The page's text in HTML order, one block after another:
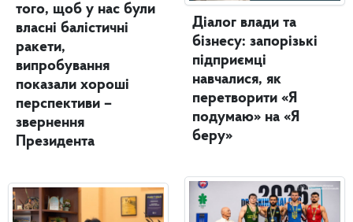
того, щоб у нас були
власні балістичні
ракети,
випробування
показали хороші
перспективи –
звернення
Президента
Діалог влади та
бізнесу: запорізькі
підприємці
навчалися, як
перетворити «Я
подумаю» на «Я
беру»